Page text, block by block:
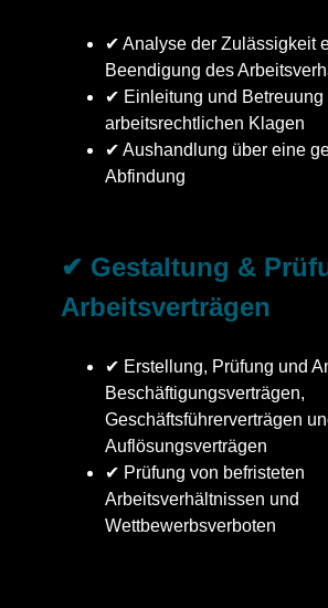
✔ Analyse der Zulässigkeit
Beendigung des
✔ Einleitung und Betreuung
arbeitsrechtlichen Klagen
✔ Aushandlung über eine
Abfindung
✔ Gestaltung &
Arbeitsverträgen
✔ Erstellung, Prüfung und
Beschäftigungsverträgen,
Geschäftsführerverträgen
Auflösungsverträgen
✔ Prüfung von befristeten
Arbeitsverhältnissen und
Wettbewerbsverboten